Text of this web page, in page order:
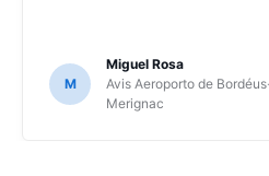
M
Miguel Rosa
Avis Aeroporto de
Merignac